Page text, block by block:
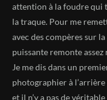
attention à la foudre qui
la traque. Pour me
avec des compères sur
puissante remonte
Je me dis dans un
photographier à l’arrière
et il n’y a pas de